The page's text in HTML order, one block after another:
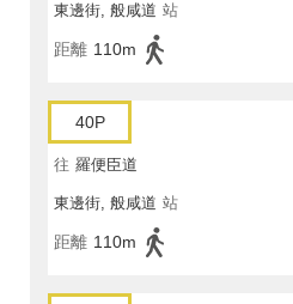
東邊街, 般咸道 站
距離 110m
40P
往 羅便臣道
東邊街, 般咸道 站
距離 110m